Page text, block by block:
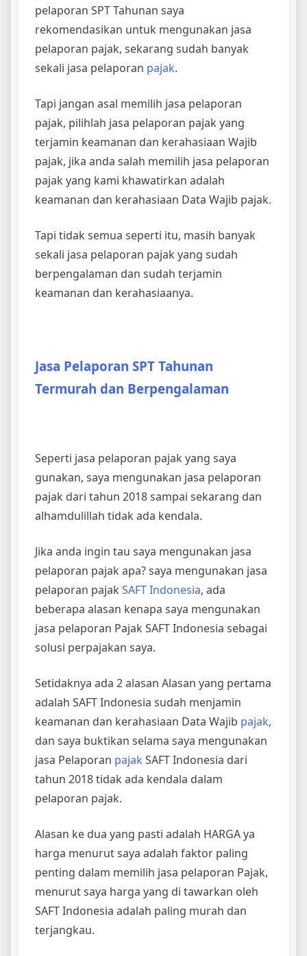
pelaporan SPT Tahunan saya
rekomendasikan untuk mengunakan jasa
pelaporan pajak, sekarang sudah banyak
sekali jasa pelaporan pajak.
Tapi jangan asal memilih jasa pelaporan
pajak, pilihlah jasa pelaporan pajak yang
terjamin keamanan dan kerahasiaan Wajib
pajak, jika anda salah memilih jasa pelaporan
pajak yang kami khawatirkan adalah
keamanan dan kerahasiaan Data Wajib pajak.
Tapi tidak semua seperti itu, masih banyak
sekali jasa pelaporan pajak yang sudah
berpengalaman dan sudah terjamin
keamanan dan kerahasiaanya.
Jasa Pelaporan SPT Tahunan
Termurah dan Berpengalaman
Seperti jasa pelaporan pajak yang saya
gunakan, saya mengunakan jasa pelaporan
pajak dari tahun 2018 sampai sekarang dan
alhamdulillah tidak ada kendala.
Jika anda ingin tau saya mengunakan jasa
pelaporan pajak apa? saya mengunakan jasa
pelaporan pajak SAFT Indonesia, ada
beberapa alasan kenapa saya mengunakan
jasa pelaporan Pajak SAFT Indonesia sebagai
solusi perpajakan saya.
Setidaknya ada 2 alasan Alasan yang pertama
adalah SAFT Indonesia sudah menjamin
keamanan dan kerahasiaan Data Wajib pajak,
dan saya buktikan selama saya mengunakan
jasa Pelaporan pajak SAFT Indonesia dari
tahun 2018 tidak ada kendala dalam
pelaporan pajak.
Alasan ke dua yang pasti adalah HARGA ya
harga menurut saya adalah faktor paling
penting dalam memilih jasa pelaporan Pajak,
menurut saya harga yang di tawarkan oleh
SAFT Indonesia adalah paling murah dan
terjangkau.